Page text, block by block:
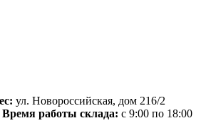
ул. Новороссийская, дом 216/2
Время работы склада: с 9:00 по 18:00